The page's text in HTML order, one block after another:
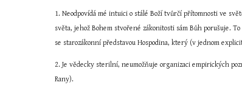
1. Neodpovídá mé intuici o stálé Boží tvůrčí přítomnosti ve
světa, jehož Bohem stvořené zákonitosti sám Bůh porušuje.
se starozákonní představou Hospodina, který (v jednom
2. Je vědecky sterilní, neumožňuje organizaci empirických
Rany).